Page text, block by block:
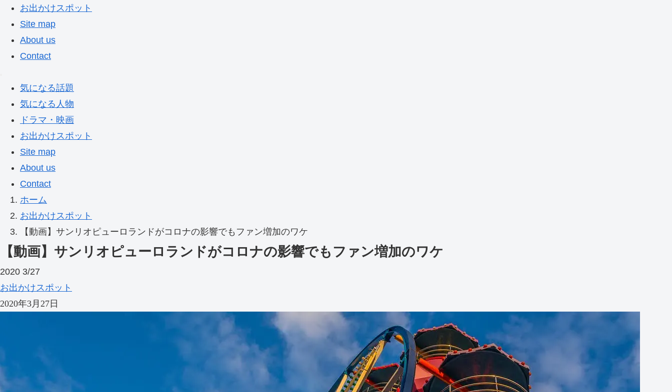
お出かけスポット
Site map
About us
Contact
気になる話題
気になる人物
ドラマ・映画
お出かけスポット
Site map
About us
Contact
ホーム
お出かけスポット
【動画】サンリオピューロランドがコロナの影響でもファン増加のワケ
【動画】サンリオピューロランドがコロナの影響でもファン増加のワケ
2020 3/27
お出かけスポット
2020年3月27日